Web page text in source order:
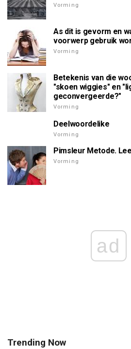
Vorming
As dit is gevorm en
voorwerp gebruik
Vorming
Betekenis van die
"skoen wiggies" en
geconvergeerde?"
Vorming
Deelwoordelike
Vorming
Pimsleur Metode.
Vorming
ad
Trending Now